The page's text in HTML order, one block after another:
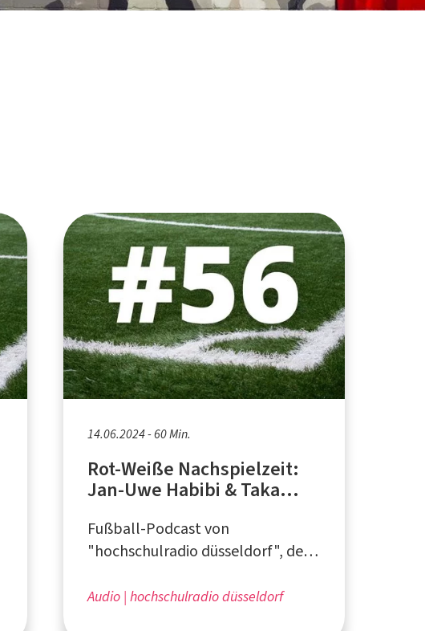
14.06.2024 - 60 Min.
Rot-Weiße Nachspielzeit:
Jan-Uwe Habibi & Taka
Fußball-Podcast von
"hochschulradio düsseldorf", dem
Hochschulen
Audio hochschulradio düsseldorf